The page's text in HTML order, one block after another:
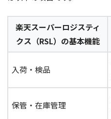
楽天スーパーロジスティ
クス（RSL）の基本機能
入荷・検品
保管・在庫管理